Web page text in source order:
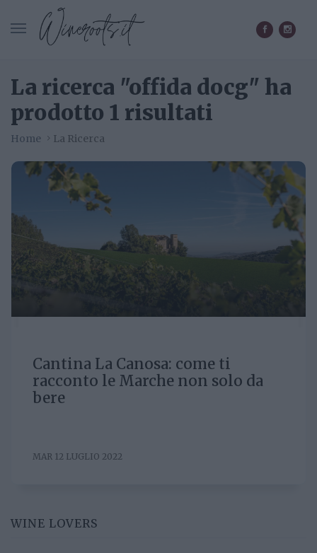
La ricerca "offida docg" ha
prodotto 1 risultati
Home La Ricerca
Cantina La Canosa: come ti
racconto le Marche non solo da
bere
MAR 12 LUGLIO 2022
WINE LOVERS